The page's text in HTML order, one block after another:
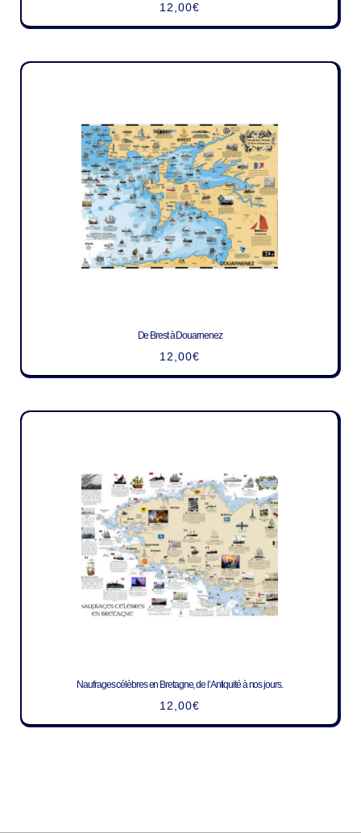
12,00€
De Brest à Douarnenez
12,00€
Naufrages célèbres en Bretagne, de l’Antiquité à nos jours.
12,00€